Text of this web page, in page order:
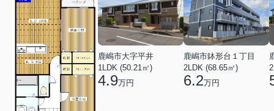
鹿嶋市大字平井
1LDK (50.21㎡)
4.9万円
鹿嶋市鉢形台１丁目
2LDK (68.65㎡)
6.2万円